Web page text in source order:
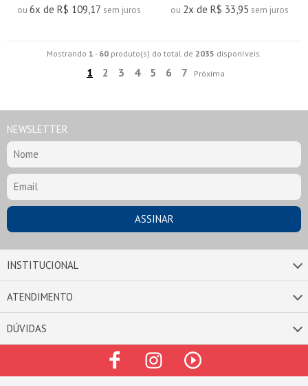
ou 6x de R$ 109,17 sem juros ou 2x de R$ 33,95 sem juros
Mostrando 1 - 60produto(s) do total de 2035 disponíveis.
1 2 3 4 5 6 7 Próxima
NEWSLETTER
INSTITUCIONAL
ATENDIMENTO
DÚVIDAS